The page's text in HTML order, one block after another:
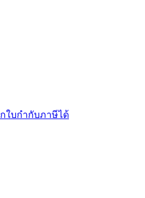
ใบกำกับภาษีได้